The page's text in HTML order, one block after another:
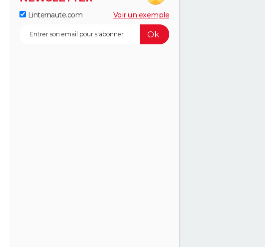
Linternaute.com Voir un exemple